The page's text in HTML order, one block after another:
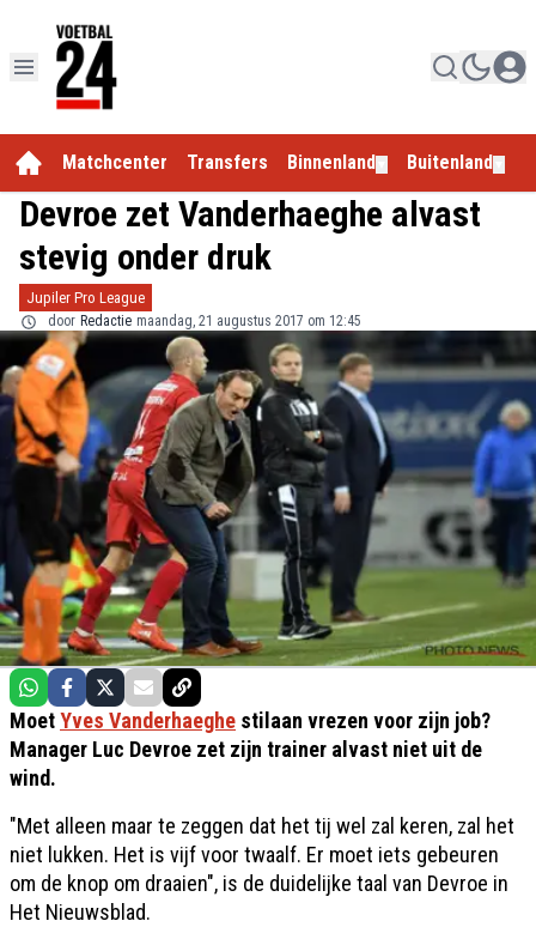
Matchcenter Transfers Binnenland Buitenland
Devroe zet Vanderhaeghe alvast
stevig onder druk
Jupiler Pro League
door Redactie maandag, 21 augustus 2017 om 12:45
MoetYves Vanderhaeghe stilaan vrezen voor zijn job?
Manager Luc Devroe zet zijn trainer alvast niet uit de
wind.
"Met alleen maar te zeggen dat het tij wel zal keren, zal het
niet lukken. Het is vijf voor twaalf. Er moet iets gebeuren
om de knop om draaien", is de duidelijke taal van Devroe in
Het Nieuwsblad.